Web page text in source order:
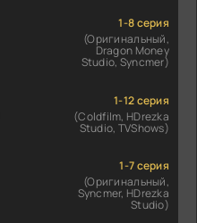
1-8 серия
(Оригинальный,
Dragon Money
Studio, Syncmer)
1-12 серия
(Coldfilm, HDrezka
Studio, TVShows)
1-7 серия
(Оригинальный,
Syncmer, HDrezka
Studio)